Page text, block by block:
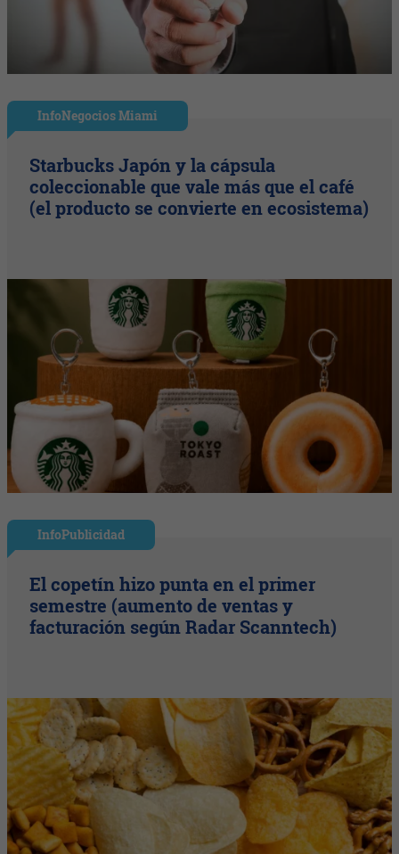
InfoNegocios Miami
Starbucks Japón y la cápsula
coleccionable que vale más que el café
(el producto se convierte en ecosistema)
InfoPublicidad
El copetín hizo punta en el primer
semestre (aumento de ventas y
facturación según Radar Scanntech)